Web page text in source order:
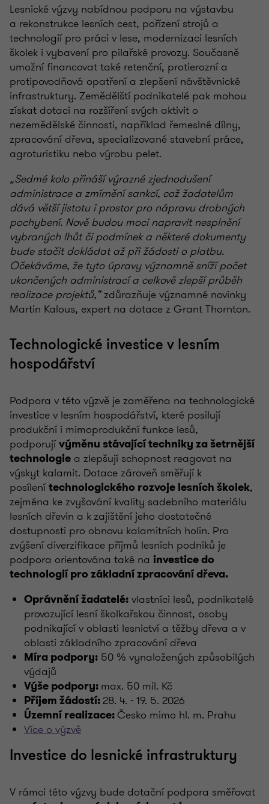
Lesnické výzvy nabídnou podporu na výstavbu
a rekonstrukce lesních cest, pořízení strojů a
technologií pro práci v lese, modernizaci lesních
školek i vybavení pro pilařské provozy. Současně
umožní financovat také retenční, protierozní a
protipovodňová opatření a zlepšení návštěvnické
infrastruktury. Zemědělští podnikatelé pak mohou
získat dotaci na rozšíření svých aktivit o
nezemědělské činnosti, například řemeslné dílny,
zpracování dřeva, specializované stavební práce,
agroturistiku nebo výrobu pelet.
„Sedmé kolo přináší výrazné zjednodušení
administrace a zmírnění sankcí, což žadatelům
dává větší jistotu i prostor pro nápravu drobných
pochybení. Nově budou moci napravit nesplnění
vybraných lhůt či podmínek a některé dokumenty
bude stačit dokládat až při žádosti o platbu.
Očekáváme, že tyto úpravy významně sníží počet
ukončených administrací a celkově zlepší průběh
realizace projektů,“zdůrazňuje významné novinky
Martin Kalous, expert na dotace z Grant Thornton.
Technologické investice v lesním
hospodářství
Podpora v této výzvě je zaměřena na technologické
investice v lesním hospodářství, které posilují
produkční i mimoprodukční funkce lesů,
podporují výměnu stávající techniky za šetrnější
technologie a zlepšují schopnost reagovat na
výskyt kalamit. Dotace zároveň směřují k
posílení technologického rozvoje lesních školek,
zejména ke zvyšování kvality sadebního materiálu
lesních dřevin a k zajištění jeho dostatečné
dostupnosti pro obnovu kalamitních holin. Pro
zvýšení diverzifikace příjmů lesních podniků je
podpora orientována také na investice do
technologií pro základní zpracování dřeva.
Oprávnění žadatelé: vlastníci lesů, podnikatelé
provozující lesní školkařskou činnost, osoby
podnikající v oblasti lesnictví a těžby dřeva a v
oblasti základního zpracování dřeva
Míra podpory: 50 % vynaložených způsobilých
výdajů
Výše podpory: max. 50 mil. Kč
Příjem žádostí: 28. 4. - 19. 5. 2026
Územní realizace: Česko mimo hl. m. Prahu
Více o výzvě
Investice do lesnické infrastruktury
V rámci této výzvy bude dotační podpora směřovat